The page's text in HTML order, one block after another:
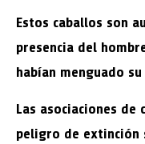
Estos caballos son
presencia del
habían menguado
Las asociaciones de
peligro de extinción